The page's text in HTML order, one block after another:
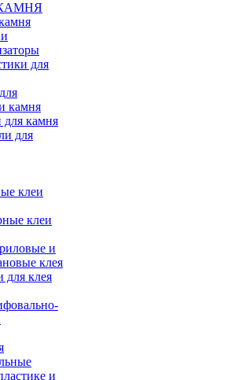
для
камня
камня
для
клеи
клеи
и
клея
для клея
и